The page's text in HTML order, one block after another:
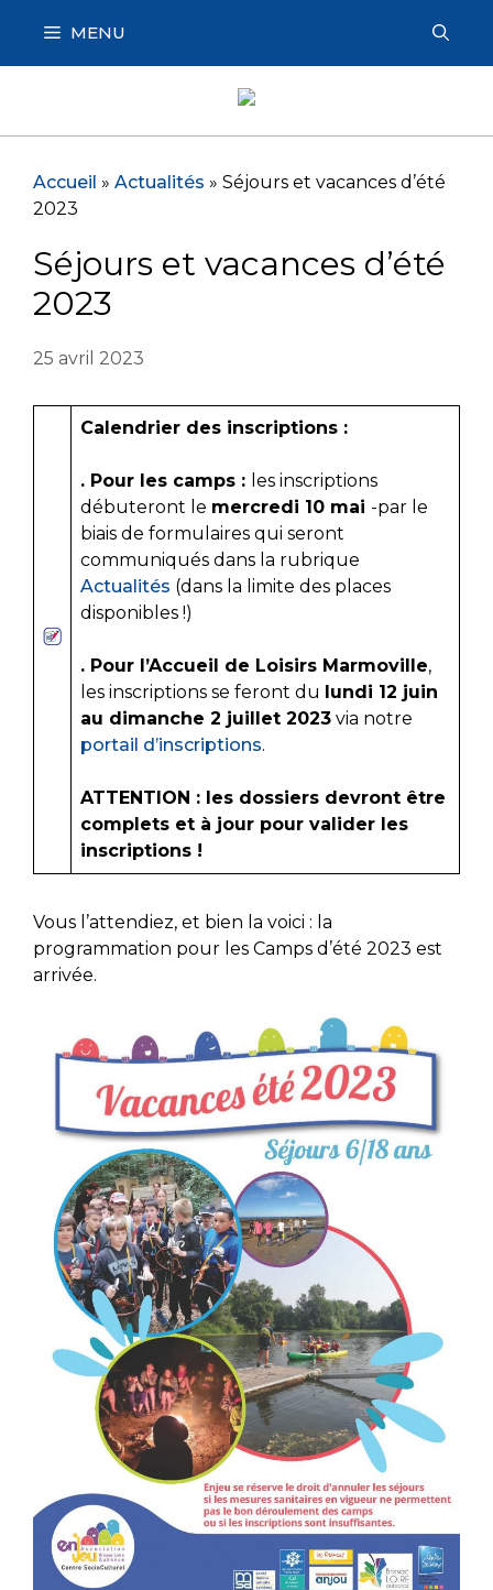
contenu
MENU
Accueil » Actualités » Séjours et vacances d’été
2023
Séjours et vacances d’été
2023
25 avril 2023
Calendrier des inscriptions :
. Pour les camps : les inscriptions
débuteront le mercredi 10 mai -par le
biais de formulaires qui seront
communiqués dans la rubrique
Actualités (dans la limite des places
disponibles !)
. Pour l’Accueil de Loisirs Marmoville,
les inscriptions se feront du lundi 12 juin
au dimanche 2 juillet 2023 via notre
portail d’inscriptions.
ATTENTION : les dossiers devront être
complets et à jour pour valider les
inscriptions !
Vous l’attendiez, et bien la voici : la
programmation pour les Camps d’été 2023 est
arrivée.